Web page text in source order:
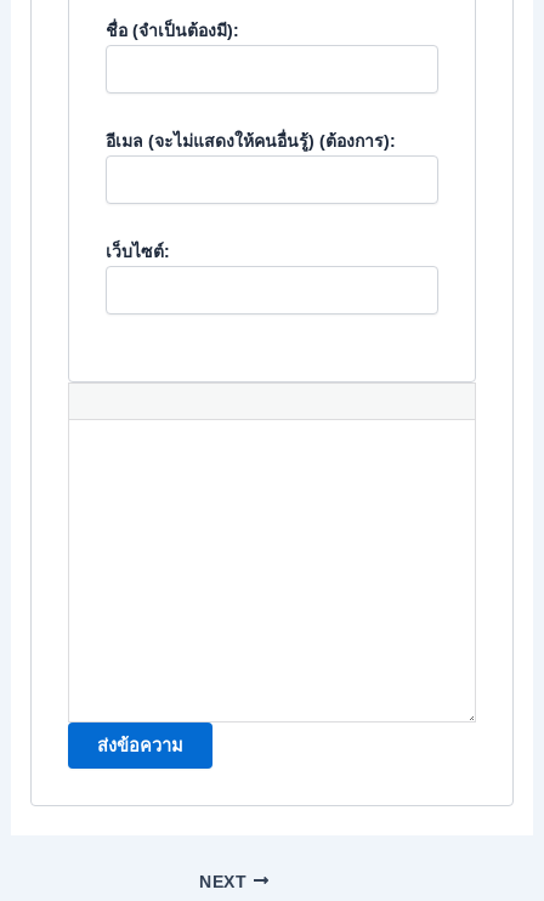
ชื่อ (จำเป็นต้องมี):
อีเมล (จะไม่แสดงให้คนอื่นรู้) (ต้องการ):
เว็บไซต์:
ส่งข้อความ
NEXT